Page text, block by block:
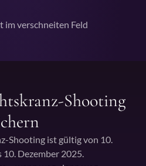
Shooting
Shooting ist gültig von 10.
10. Dezember 2025.